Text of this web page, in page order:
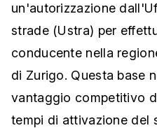
un'autorizzazione
strade (Ustra) per
conducente nella
di Zurigo. Questa base
vantaggio competitivo
tempi di attivazione del